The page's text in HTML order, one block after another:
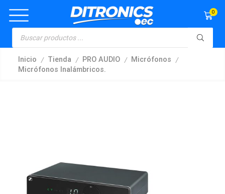
0
Inicio / Tienda / PRO AUDIO / Micrófonos /
Micrófonos Inalámbricos.